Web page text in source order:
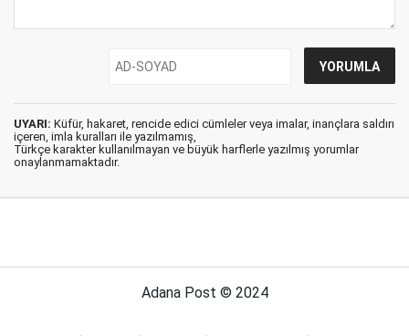
UYARI: Küfür, hakaret, rencide edici cümleler veya imalar, inançlara saldırı
içeren, imla kuralları ile yazılmamış,
Türkçe karakter kullanılmayan ve büyük harflerle yazılmış yorumlar
onaylanmamaktadır.
Adana Post © 2024